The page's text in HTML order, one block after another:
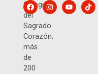
Colegio
del
Sagrado
Corazón:
más
de
200